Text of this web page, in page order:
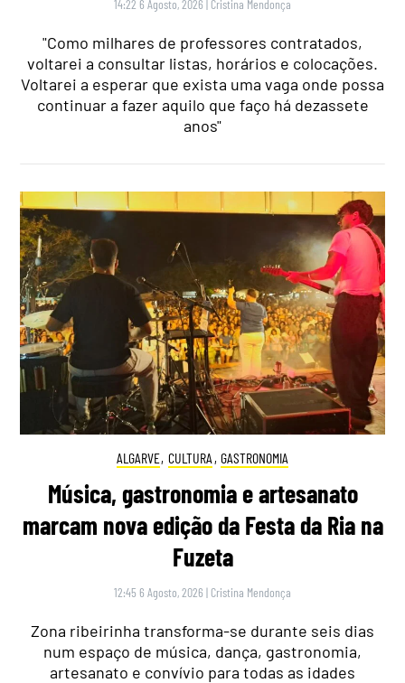
14:22 6 Agosto, 2026 | Cristina Mendonça
"Como milhares de professores contratados,
voltarei a consultar listas, horários e colocações.
Voltarei a esperar que exista uma vaga onde possa
continuar a fazer aquilo que faço há dezassete
anos"
ALGARVE, CULTURA , GASTRONOMIA
Música, gastronomia e artesanato
marcam nova edição da Festa da Ria na
Fuzeta
12:45 6 Agosto, 2026 | Cristina Mendonça
Zona ribeirinha transforma-se durante seis dias
num espaço de música, dança, gastronomia,
artesanato e convívio para todas as idades